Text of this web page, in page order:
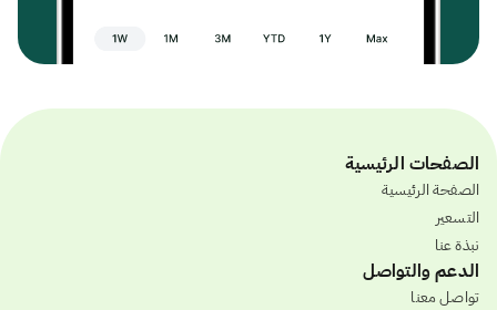
الصفحات الرئيسية
الصفحة الرئيسية
التسعير
نبذة عنا
الدعم والتواصل
تواصل معنا